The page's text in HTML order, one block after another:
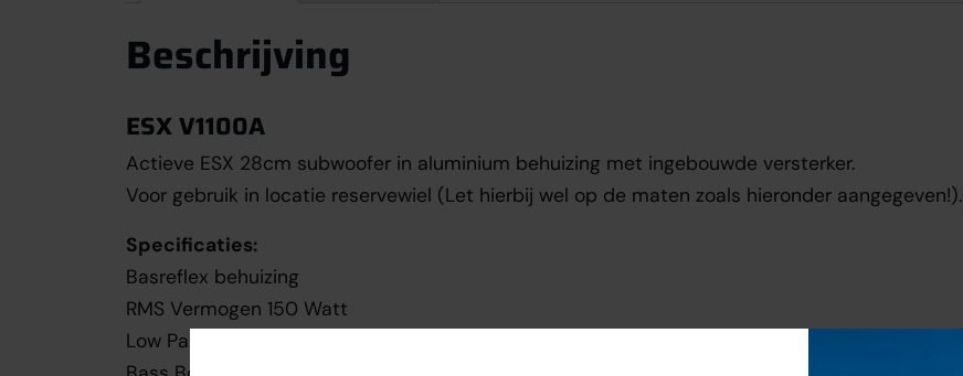
Beschrijving
ESX V1100A
Actieve ESX 28cm subwoofer in aluminium behuizing met ingebouwde versterker.
Voor gebruik in locatie reservewiel (Let hierbij wel op de maten zoals hieronder aangegeven!).
Specificaties:
Basreflex behuizing
RMS Vermogen 150 Watt
Low Pass Filter 50-150 Hz